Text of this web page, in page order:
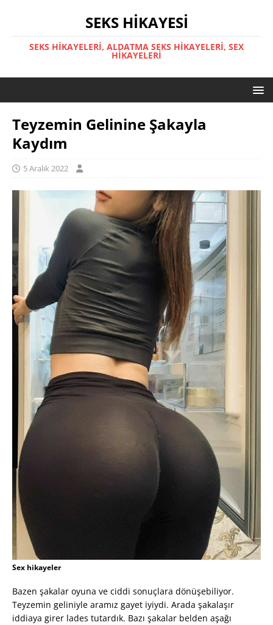
SEKS HIKAYESI
SEKS HIKAYELERI, ALDATMA SEKS HIKAYELERI, SEX
HIKAYELERI
Teyzemin Gelinine Şakayla
Kaydım
5 Aralık 2022
Sex hikayeler
Bazen şakalar oyuna ve ciddi sonuçlara dönüşebiliyor.
Teyzemin geliniyle aramız gayet iyiydi. Arada şakalaşır
iddiaya girer lades tutardık. Bazı şakalar belden aşağı